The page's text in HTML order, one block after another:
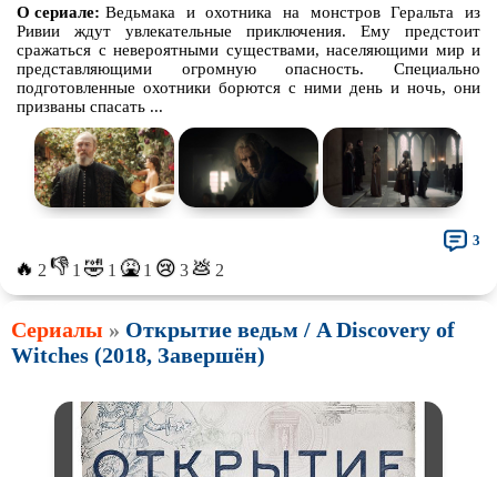
О сериале: Ведьмака и охотника на монстров Геральта из
Ривии ждут увлекательные приключения. Ему предстоит
сражаться с невероятными существами, населяющими мир и
представляющими огромную опасность. Специально
подготовленные охотники борются с ними день и ночь, они
призваны спасать ...
🔥 2 👎 1 🤣 1 🤮 1 😢 3 💩 2
3
Сериалы » Открытие ведьм / A Discovery of
Witches (2018, Завершён)